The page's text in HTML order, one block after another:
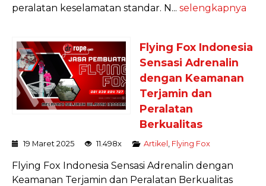
peralatan keselamatan standar. N... selengkapnya
Flying Fox Indonesia
Sensasi Adrenalin
dengan Keamanan
Terjamin dan
Peralatan
Berkualitas
19 Maret 2025 11.498x Artikel Flying Fox
Flying Fox Indonesia Sensasi Adrenalin dengan
Keamanan Terjamin dan Peralatan Berkualitas